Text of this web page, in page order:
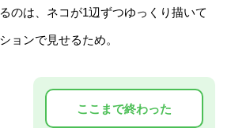
のは、ネコが1辺ずつゆっくり描いて
ョンで見せるため。